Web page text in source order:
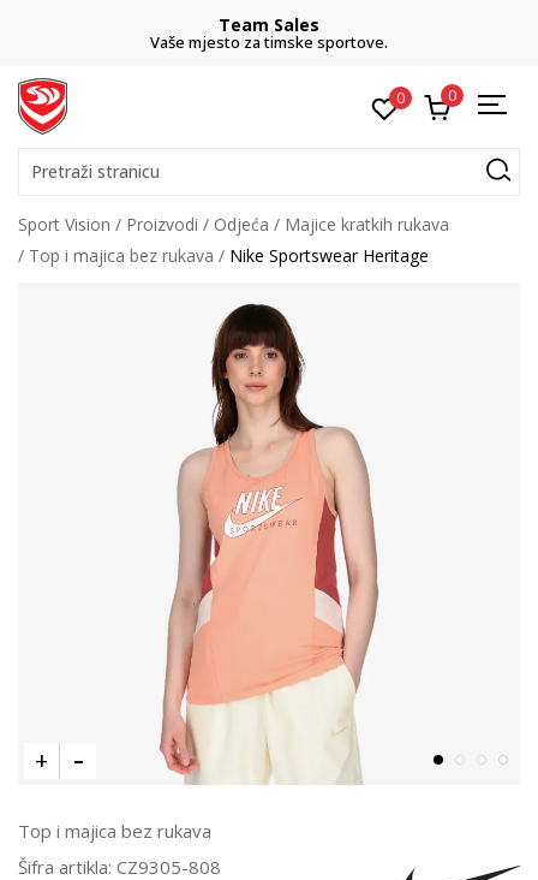
Team Sales
Vaše mjesto za timske sportove.
0 0
Pretraži stranicu
Sport Vision Proizvodi Odjeća
Majice kratkih rukava
Top i majica bez rukava
Nike Sportswear Heritage
Top i majica bez rukava
Šifra artikla: CZ9305-808